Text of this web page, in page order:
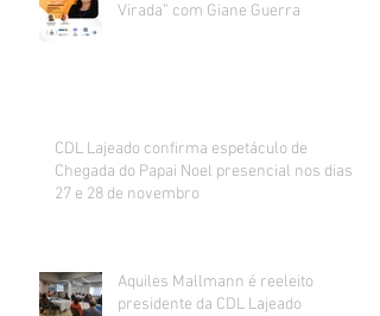
Virada” com Giane Guerra
CDL Lajeado confirma espetáculo de
Chegada do Papai Noel presencial nos dias
27 e 28 de novembro
Aquiles Mallmann é reeleito
presidente da CDL Lajeado